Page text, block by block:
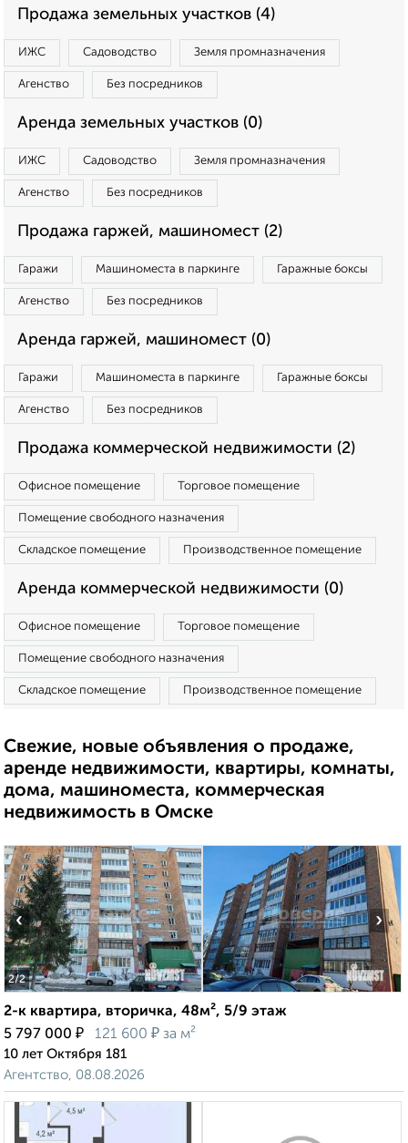
Продажа земельных участков (4)
ИЖС Садоводство Земля промназначения
Агенство Без посредников
Аренда земельных участков (0)
ИЖС Садоводство Земля промназначения
Агенство Без посредников
Продажа гаржей, машиномест (2)
Гаражи Машиноместа в паркинге Гаражные боксы
Агенство Без посредников
Аренда гаржей, машиномест (0)
Гаражи Машиноместа в паркинге Гаражные боксы
Агенство Без посредников
Продажа коммерческой недвижимости (2)
Офисное помещение Торговое помещение
Помещение свободного назначения
Складское помещение Производственное помещение
Аренда коммерческой недвижимости (0)
Офисное помещение Торговое помещение
Помещение свободного назначения
Складское помещение Производственное помещение
Свежие, новые объявления о продаже,
аренде недвижимости, квартиры, комнаты,
дома, машиноместа, коммерческая
недвижимость в Омске
2/2
‹ ›
2-к квартира, вторичка, 48м², 5/9 этаж
5 797 000 ₽ 121 600 ₽ за м²
10 лет Октября 181
Агентство, 08.08.2026